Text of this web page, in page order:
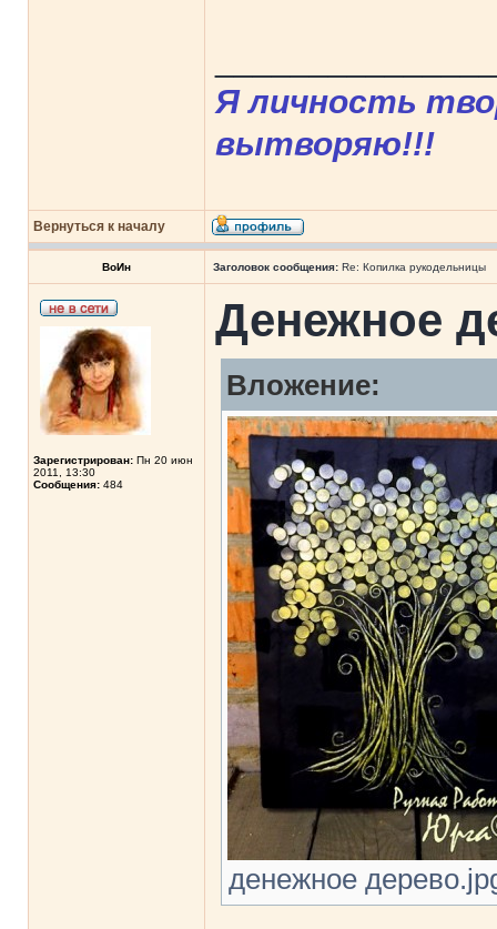
Я личность
вытворяю!!!
Вернуться к началу
ВоИн Заголовок сообщения: Re: Копилка рукодельницы
Зарегистрирован: Пн 20 июн
2011, 13:30
Сообщения: 484
Денежное
Вложение:
денежное